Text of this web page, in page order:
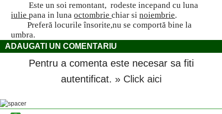
Este un soi remontant, rodeste incepand cu luna
iuliepana in lunaoctombriechiar sinoiembrie.
Preferă locurile însorite,nu se comportă bine la
umbra.
ADAUGATI UN COMENTARIU
Pentru a comenta este necesar sa fiti
autentificat. » Click aici